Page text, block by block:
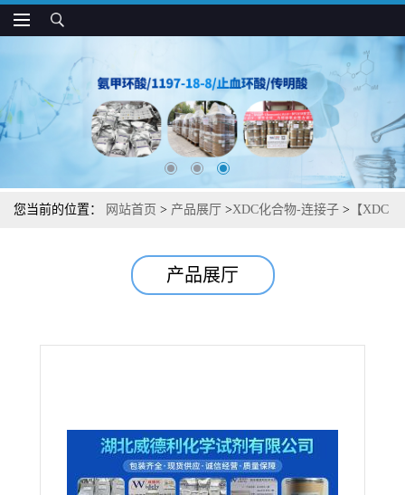
您当前的位置： 网站首页 > 产品展厅 >XDC化合物-连接子 > 【XDC
货供应咨询张军【1638286-64-2】产品展厅